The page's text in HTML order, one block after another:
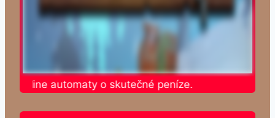
automaty o skutečné peníze.